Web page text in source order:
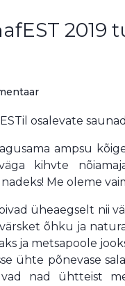
2019
osalevate
ampsu
kihvte
Me oleme
üheaegselt nii
õhku ja
ja metsapoole
ühte põnevase
nad ühtteist